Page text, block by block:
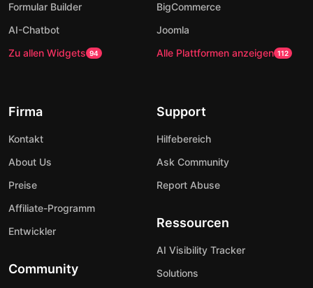
Formular Builder
AI-Chatbot
Zu allen Widgets 94
BigCommerce
Joomla
Alle Plattformen anzeigen 112
Firma
Kontakt
About Us
Preise
Affiliate-Programm
Entwickler
Community
Support
Hilfebereich
Ask Community
Report Abuse
Ressourcen
AI Visibility Tracker
Solutions